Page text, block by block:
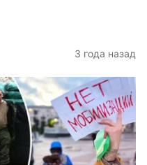
3 года назад